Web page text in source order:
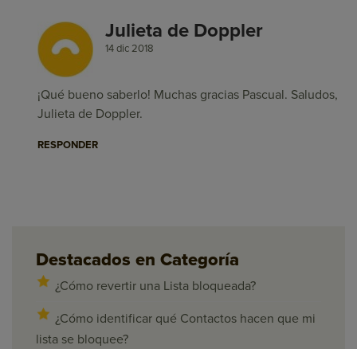
Julieta de Doppler
14 dic 2018
¡Qué bueno saberlo! Muchas gracias Pascual. Saludos,
Julieta de Doppler.
RESPONDER
Destacados en Categoría
¿Cómo revertir una Lista bloqueada?
¿Cómo identificar qué Contactos hacen que mi
lista se bloquee?